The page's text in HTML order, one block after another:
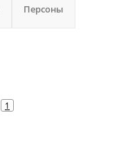
Персоны
1